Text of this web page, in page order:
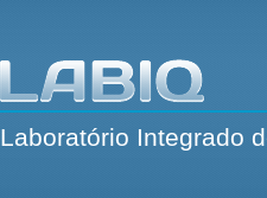
Laboratório Integrado